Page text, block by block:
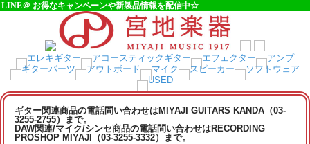
LINE＠ お得なキャンペーンや新製品情報を配信中☆
ギター関連商品の電話問い合わせはMIYAJI GUITARS KANDA（03-
3255-2755）まで。
DAW関連/マイク/シンセ商品の電話問い合わせはRECORDING
PROSHOP MIYAJI（03-3255-3332）まで。